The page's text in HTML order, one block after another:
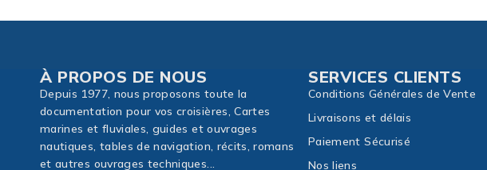
À PROPOS DE NOUS
Depuis 1977, nous proposons toute la
documentation pour vos croisières, Cartes
marines et fluviales, guides et ouvrages
nautiques, tables de navigation, récits, romans
et autres ouvrages techniques...
SERVICES CLIENTS
Conditions Générales de Vente
Livraisons et délais
Paiement Sécurisé
Nos liens